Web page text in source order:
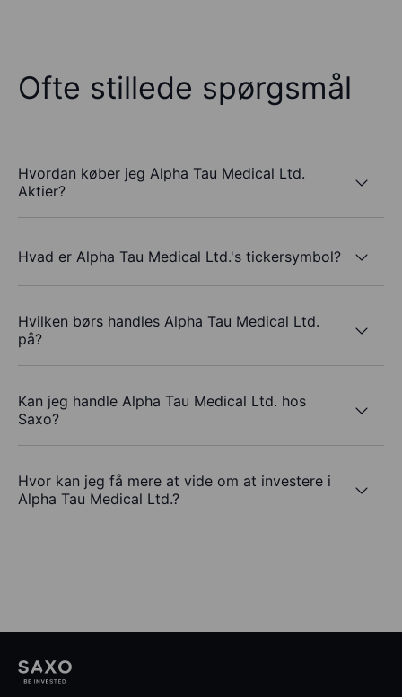
Ofte stillede spørgsmål
Hvordan køber jeg Alpha Tau Medical Ltd.
Aktier?
Hvad er Alpha Tau Medical Ltd.'s tickersymbol?
Hvilken børs handles Alpha Tau Medical Ltd.
på?
Kan jeg handle Alpha Tau Medical Ltd. hos
Saxo?
Hvor kan jeg få mere at vide om at investere i
Alpha Tau Medical Ltd.?